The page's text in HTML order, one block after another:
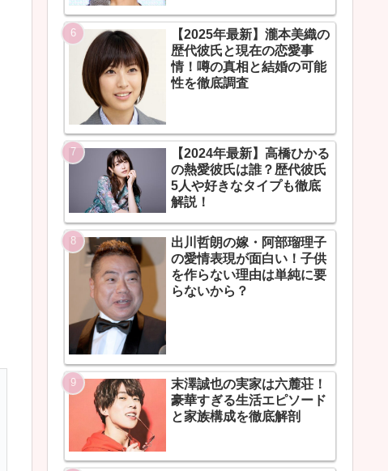
【2025年最新】瀧本美織の
歴代彼氏と現在の恋愛事
情！噂の真相と結婚の可能
性を徹底調査
【2024年最新】高橋ひかる
の熱愛彼氏は誰？歴代彼氏
5人や好きなタイプも徹底
解説！
出川哲朗の嫁・阿部瑠理子
の愛情表現が面白い！子供
を作らない理由は単純に要
らないから？
末澤誠也の実家は六麓荘！
豪華すぎる生活エピソード
と家族構成を徹底解剖